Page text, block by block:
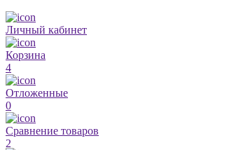
Личный кабинет
Корзина
4
Отложенные
0
Сравнение товаров
2